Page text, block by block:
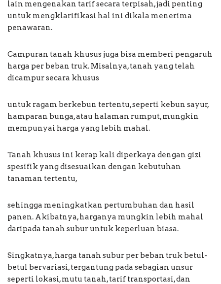
lain mengenakan tarif secara terpisah, jadi penting
untuk mengklarifikasi hal ini dikala menerima
penawaran.
Campuran tanah khusus juga bisa memberi pengaruh
harga per beban truk. Misalnya, tanah yang telah
dicampur secara khusus
untuk ragam berkebun tertentu, seperti kebun sayur,
hamparan bunga, atau halaman rumput, mungkin
mempunyai harga yang lebih mahal.
Tanah khusus ini kerap kali diperkaya dengan gizi
spesifik yang disesuaikan dengan kebutuhan
tanaman tertentu,
sehingga meningkatkan pertumbuhan dan hasil
panen. Akibatnya, harganya mungkin lebih mahal
daripada tanah subur untuk keperluan biasa.
Singkatnya, harga tanah subur per beban truk betul-
betul bervariasi, tergantung pada sebagian unsur
seperti lokasi, mutu tanah, tarif transportasi, dan